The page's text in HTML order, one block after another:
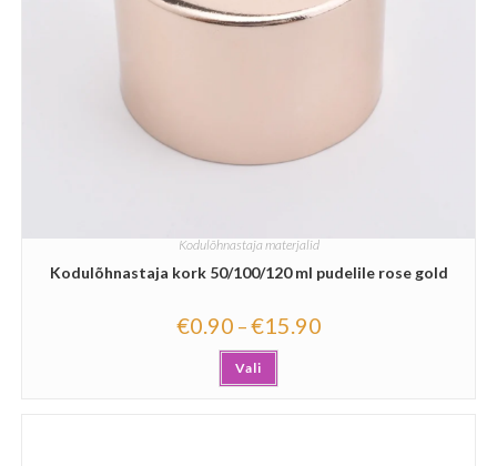
Kodulõhnastaja materjalid
Kodulõhnastaja kork 50/100/120 ml pudelile rose gold
€0.90 –€15.90
Vali